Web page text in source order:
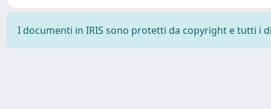
I documenti in IRIS sono protetti da copyright e tutti i